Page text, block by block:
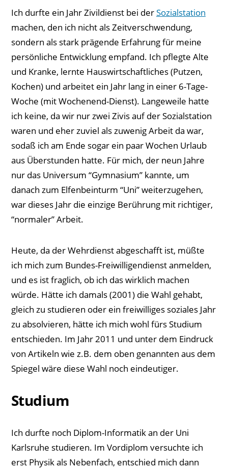
Ich durfte ein Jahr Zivildienst bei derSozialstation
machen, den ich nicht als Zeitverschwendung,
sondern als stark prägende Erfahrung für meine
persönliche Entwicklung empfand. Ich pflegte Alte
und Kranke, lernte Hauswirtschaftliches (Putzen,
Kochen) und arbeitet ein Jahr lang in einer 6-Tage-
Woche (mit Wochenend-Dienst). Langeweile hatte
ich keine, da wir nur zwei Zivis auf der Sozialstation
waren und eher zuviel als zuwenig Arbeit da war,
sodaß ich am Ende sogar ein paar Wochen Urlaub
aus Überstunden hatte. Für mich, der neun Jahre
nur das Universum “Gymnasium” kannte, um
danach zum Elfenbeinturm “Uni” weiterzugehen,
war dieses Jahr die einzige Berührung mit richtiger,
“normaler” Arbeit.
Heute, da der Wehrdienst abgeschafft ist, müßte
ich mich zum Bundes-Freiwilligendienst anmelden,
und es ist fraglich, ob ich das wirklich machen
würde. Hätte ich damals (2001) die Wahl gehabt,
gleich zu studieren oder ein freiwilliges soziales Jahr
zu absolvieren, hätte ich mich wohl fürs Studium
entschieden. Im Jahr 2011 und unter dem Eindruck
von Artikeln wie z.B. dem oben genannten aus dem
Spiegel wäre diese Wahl noch eindeutiger.
Studium
Ich durfte noch Diplom-Informatik an der Uni
Karlsruhe studieren. Im Vordiplom versuchte ich
erst Physik als Nebenfach, entschied mich dann